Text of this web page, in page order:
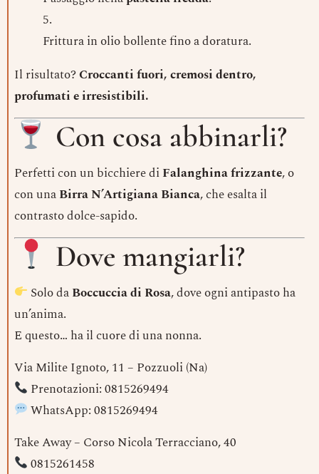
Frittura in olio bollente fino a doratura.
Il risultato?Croccanti fuori, cremosi dentro,
profumati e irresistibili.
Con cosa abbinarli?
Perfetti con un bicchiere diFalanghina frizzante, o
con unaBirra N’Artigiana Bianca, che esalta il
contrasto dolce-sapido.
Dove mangiarli?
Solo daBoccuccia di Rosa, dove ogni antipasto ha
un’anima.
E questo… ha il cuore di una nonna.
Via Milite Ignoto, 11 – Pozzuoli (Na)
Prenotazioni: 0815269494
WhatsApp: 0815269494
Take Away – Corso Nicola Terracciano, 40
0815261458